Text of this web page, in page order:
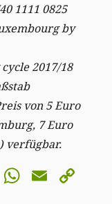
1111 0825
by
2017/18
von 5 Euro
7 Euro
verfügbar.
BlueskyEmail